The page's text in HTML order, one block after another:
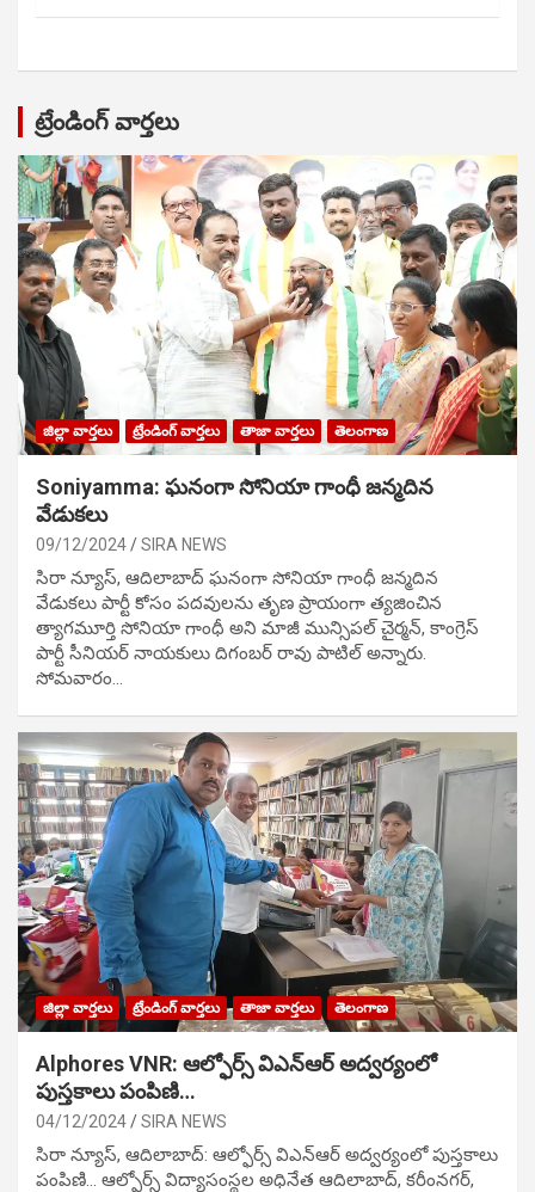
ట్రేండింగ్ వార్తలు
జిల్లా వార్తలు ట్రేండింగ్ వార్తలు తాజా వార్తలు తెలంగాణ
Soniyamma: ఘ‌నంగా సోనియా గాంధీ జ‌న్మ‌దిన
వేడుక‌లు
09/12/2024 SIRA NEWS
సిరా న్యూస్, ఆదిలాబాద్ ఘ‌నంగా సోనియా గాంధీ జ‌న్మ‌దిన
వేడుక‌లు పార్టీ కోసం ప‌ద‌వుల‌ను తృణ ప్రాయంగా త్య‌జించిన
త్యాగమూర్తి సోనియా గాంధీ అని మాజీ మున్సిప‌ల్ చైర్మ‌న్, కాంగ్రెస్
పార్టీ సీనియ‌ర్ నాయ‌కులు దిగంబ‌ర్ రావు పాటిల్ అన్నారు.
సోమవారం…
జిల్లా వార్తలు ట్రేండింగ్ వార్తలు తాజా వార్తలు తెలంగాణ
Alphores VNR: ఆల్ఫోర్స్ విఎన్ఆర్ అద్వర్యంలో
పుస్తకాలు పంపిణి…
04/12/2024 SIRA NEWS
సిరా న్యూస్, ఆదిలాబాద్: ఆల్ఫోర్స్ విఎన్ఆర్ అద్వర్యంలో పుస్తకాలు
పంపిణి… ఆల్ఫోర్స్ విద్యాసంస్థల అధినేత ఆదిలాబాద్, కరీంనగర్,